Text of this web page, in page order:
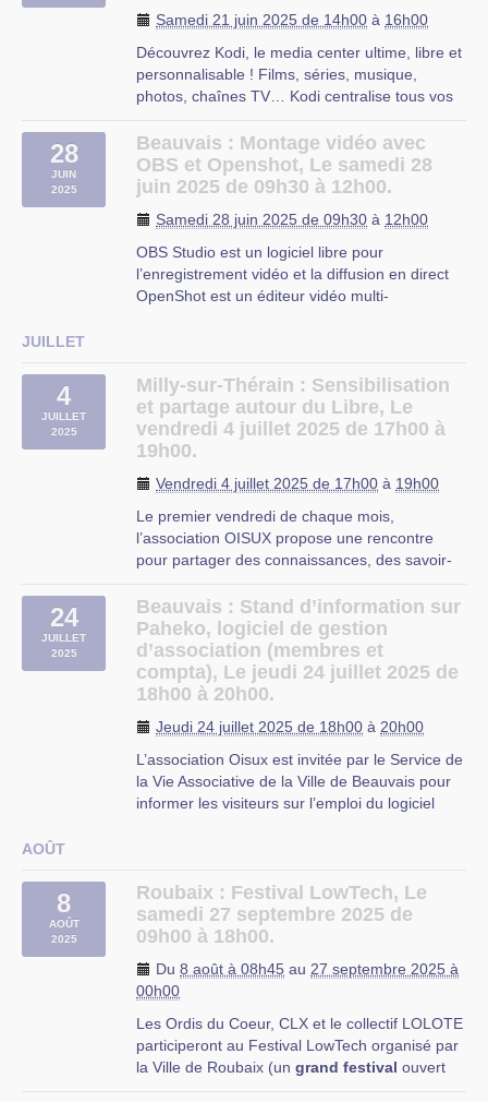
Beauvais
Samedi 21 juin 2025 de 14h00 à 16h00
Découvrez Kodi, le media center ultime, libre et
personnalisable ! Films, séries, musique,
photos, chaînes TV… Kodi centralise tous vos
Compatible avec Windows, Linux, Android,
Raspberry Pi… et même votre vieille box TV !
Des centaines (…)
28
JUIN
2025
Beauvais : Montage vidéo avec
OBS et Openshot, Le samedi 28
juin 2025 de 09h30 à 12h00.
Samedi 28 juin 2025 de 09h30 à 12h00
OBS Studio est un logiciel libre pour
l’enregistrement vidéo et la diffusion en direct
OpenShot est un éditeur vidéo multi-
Animation et images clés
Effets vidéos (…)
Beauvais
JUILLET
4
JUILLET
2025
Milly-sur-Thérain : Sensibilisation
et partage autour du Libre, Le
vendredi 4 juillet 2025 de 17h00 à
19h00.
Vendredi 4 juillet 2025 de 17h00 à 19h00
Le premier vendredi de chaque mois,
l’association OISUX propose une rencontre
pour partager des connaissances, des savoir-
logiciels libres, que ce soit à propos du système
d’exploitation Linux, des applications libres ou
des services en ligne (…)
Milly-sur-Thérain
24
JUILLET
2025
Beauvais : Stand d’information sur
Paheko, logiciel de gestion
d’association (membres et
compta), Le jeudi 24 juillet 2025 de
18h00 à 20h00.
Jeudi 24 juillet 2025 de 18h00 à 20h00
L’association Oisux est invitée par le Service de
la Vie Associative de la Ville de Beauvais pour
informer les visiteurs sur l’emploi du logiciel
« coopérer », illustrant le but du logiciel (…)
Beauvais
AOÛT
8
AOÛT
2025
Roubaix : Festival LowTech, Le
samedi 27 septembre 2025 de
09h00 à 18h00.
Du 8 août à 08h45 au 27 septembre 2025 à
00h00
Les Ordis du Coeur, CLX et le collectif LOLOTE
participeront au Festival LowTech organisé par
la Ville de Roubaix (un grand festival ouvert